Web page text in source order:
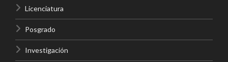
Licenciatura
Posgrado
Investigación